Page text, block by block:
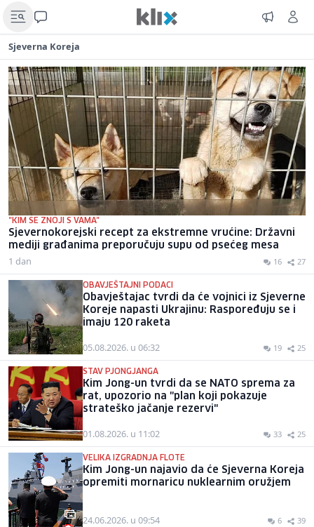
Sjeverna Koreja
"KIM SE ZNOJI S VAMA"
Sjevernokorejski recept za ekstremne vrućine: Državni
mediji građanima preporučuju supu od psećeg mesa
1 dan 16 27
OBAVJEŠTAJNI PODACI
Obavještajac tvrdi da će vojnici iz Sjeverne
Koreje napasti Ukrajinu: Raspoređuju se i
imaju 120 raketa
05.08.2026. u 06:32 19 25
STAV PJONGJANGA
Kim Jong-un tvrdi da se NATO sprema za
rat, upozorio na "plan koji pokazuje
strateško jačanje rezervi"
01.08.2026. u 11:02 33 25
VELIKA IZGRADNJA FLOTE
Kim Jong-un najavio da će Sjeverna Koreja
opremiti mornaricu nuklearnim oružjem
24.06.2026. u 09:54 6 39